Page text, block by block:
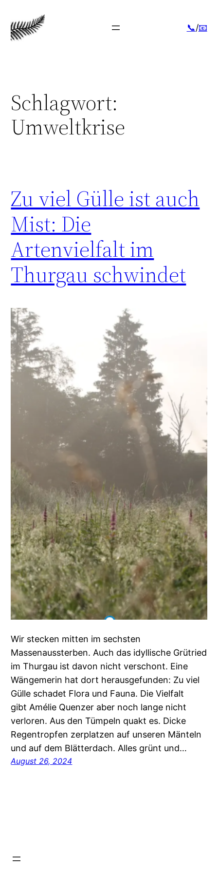
Inhalt
springen
📞/📧
Schlagwort:
Umweltkrise
Zu viel Gülle ist auch
Mist: Die
Artenvielfalt im
Thurgau schwindet
Wir stecken mitten im sechsten
Massenaussterben. Auch das idyllische Grütried
im Thurgau ist davon nicht verschont. Eine
Wängemerin hat dort herausgefunden: Zu viel
Gülle schadet Flora und Fauna. Die Vielfalt
gibt Amélie Quenzer aber noch lange nicht
verloren. Aus den Tümpeln quakt es. Dicke
Regentropfen zerplatzen auf unseren Mänteln
und auf dem Blätterdach. Alles grünt und…
August 26, 2024